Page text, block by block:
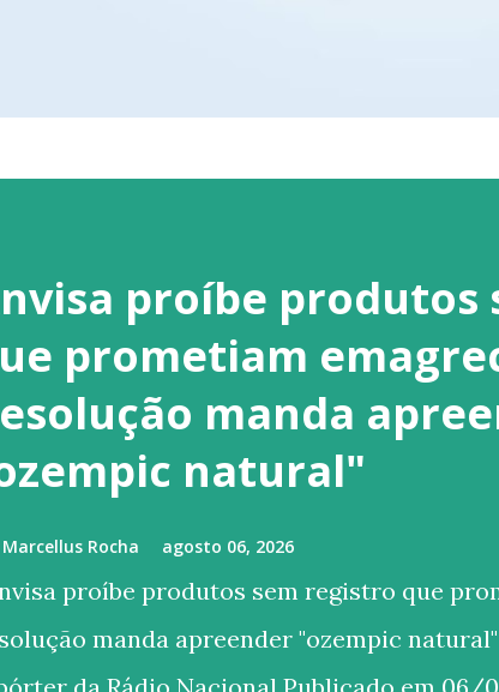
proíbe produtos
prometiam
manda
natural"
Marcellus Rocha agosto 06, 2026
proíbe produtos sem registro que
manda apreender "ozempic